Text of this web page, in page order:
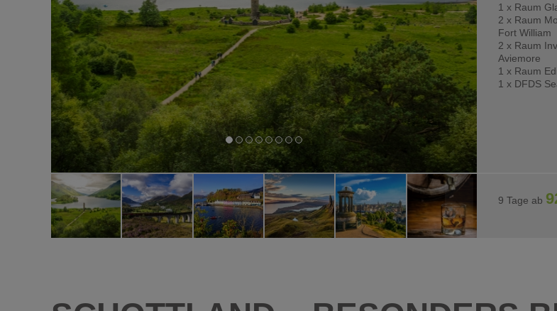
1 x Raum
2 x Raum
Fort William
2 x Raum
Aviemore
1 x Raum
1 x DFDS
9 Tage ab
Diese Cookies ermöglichen die Interaktion mit Facebook und Google Maps. Sie
nicht benötigt.